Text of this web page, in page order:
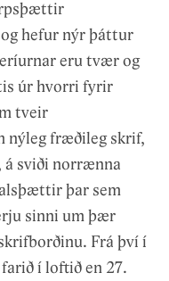
hefur nýr þáttur
eru tvær og
úr hvorri fyrir
tveir
nýleg fræðileg skrif,
sviði norrænna
þar sem
sinni um þær
Frá því í
í loftið en 27.